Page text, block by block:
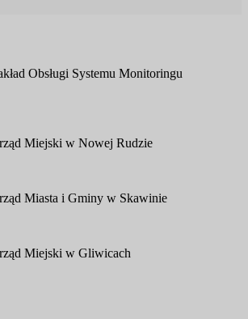
Obsługi Systemu Monitoringu
Miejski w Nowej Rudzie
Miasta i Gminy w Skawinie
Miejski w Gliwicach